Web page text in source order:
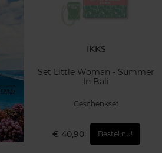
IKKS
Set Little Woman - Summer
In Bali
Geschenkset
€ 40,90 Bestel nu!